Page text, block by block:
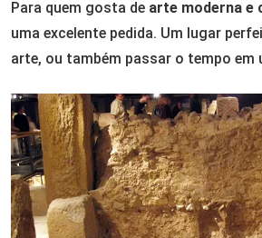
Para quem gosta de arte moderna e
uma excelente pedida. Um lugar
arte, ou também passar o tempo em